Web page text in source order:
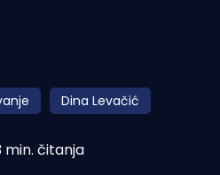
Dina Levačić
min. čitanja